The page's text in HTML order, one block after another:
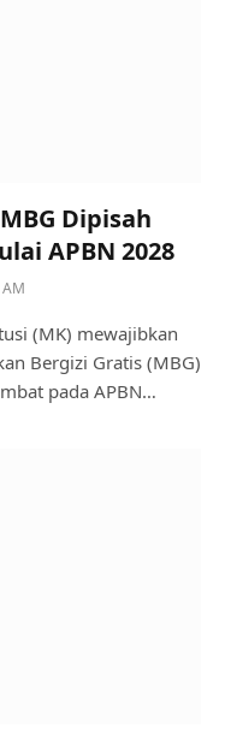
Dipisah
APBN 2028
(MK) mewajibkan
Bergizi Gratis (MBG)
pada APBN…